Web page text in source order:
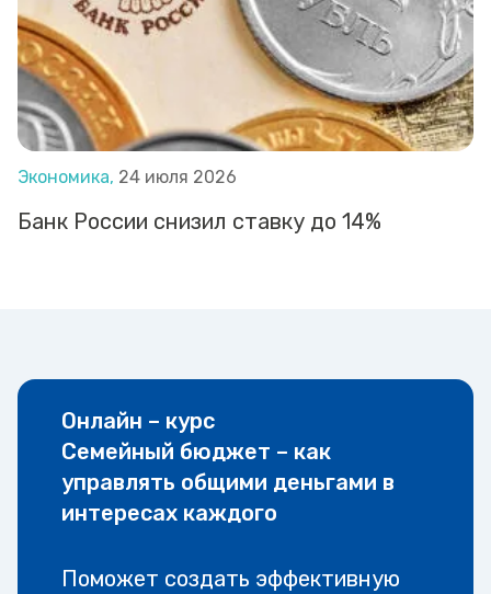
Экономика, 24 июля 2026
Банк России снизил ставку до 14%
Онлайн – курс
Семейный бюджет – как
управлять общими деньгами в
интересах каждого
Поможет создать эффективную